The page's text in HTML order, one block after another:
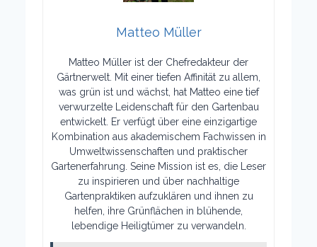
Matteo Müller
Matteo Müller ist der Chefredakteur der
Gärtnerwelt. Mit einer tiefen Affinität zu allem,
was grün ist und wächst, hat Matteo eine tief
verwurzelte Leidenschaft für den Gartenbau
entwickelt. Er verfügt über eine einzigartige
Kombination aus akademischem Fachwissen in
Umweltwissenschaften und praktischer
Gartenerfahrung. Seine Mission ist es, die Leser
zu inspirieren und über nachhaltige
Gartenpraktiken aufzuklären und ihnen zu
helfen, ihre Grünflächen in blühende,
lebendige Heiligtümer zu verwandeln.